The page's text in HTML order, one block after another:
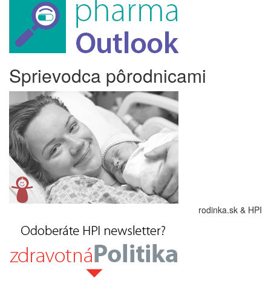
Sprievodca pôrodnicami
rodinka.sk & HPI